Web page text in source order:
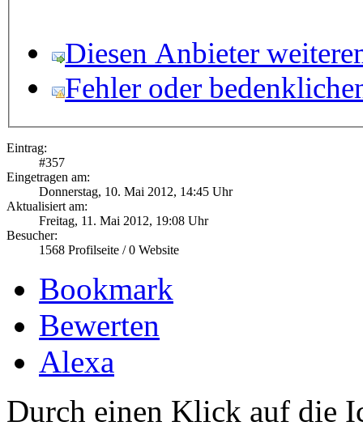
Diesen Anbieter
Fehler oder
Eintrag:
#357
Eingetragen am:
Donnerstag, 10. Mai 2012, 14:45 Uhr
Aktualisiert am:
Freitag, 11. Mai 2012, 19:08 Uhr
Besucher:
1568 Profilseite /0 Website
Bookmark
Bewerten
Alexa
Durch einen Klick auf die